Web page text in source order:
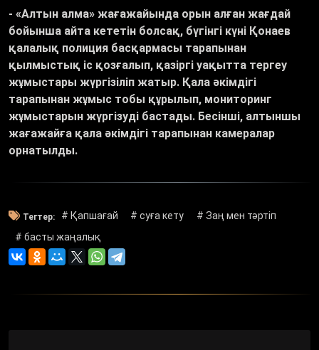
- «Алтын алма» жағажайында орын алған жағдай
бойынша айта кететін болсақ, бүгінгі күні Қонаев
қалалық полиция басқармасы тарапынан
қылмыстық іс қозғалып, қазіргі уақытта тергеу
жұмыстары жүргізіліп жатыр. Қала әкімдігі
тарапынан жұмыс тобы құрылып, мониторинг
жұмыстарын жүргізуді бастады. Бесінші, алтыншы
жағажайға қала әкімдігі тарапынан камералар
орнатылды.
Тегтер: # Қапшағай # суға кету
# Заң мен тәртіп
# басты жаңалық